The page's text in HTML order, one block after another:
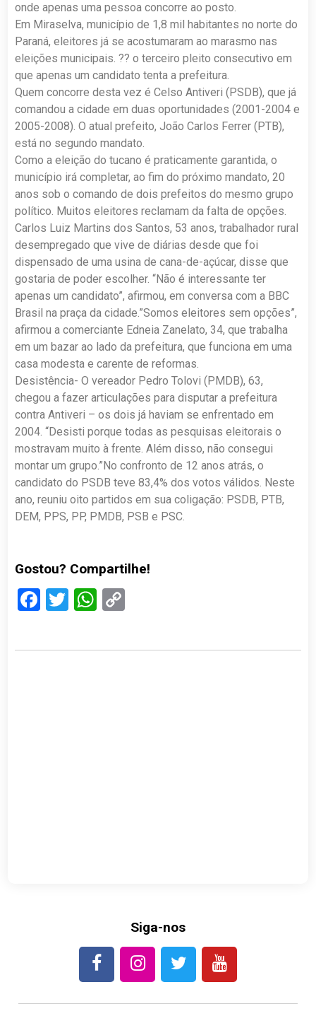
onde apenas uma pessoa concorre ao posto.
Em Miraselva, município de 1,8 mil habitantes no norte do
Paraná, eleitores já se acostumaram ao marasmo nas
eleições municipais. ?? o terceiro pleito consecutivo em
que apenas um candidato tenta a prefeitura.
Quem concorre desta vez é Celso Antiveri (PSDB), que já
comandou a cidade em duas oportunidades (2001-2004 e
2005-2008). O atual prefeito, João Carlos Ferrer (PTB),
está no segundo mandato.
Como a eleição do tucano é praticamente garantida, o
município irá completar, ao fim do próximo mandato, 20
anos sob o comando de dois prefeitos do mesmo grupo
político. Muitos eleitores reclamam da falta de opções.
Carlos Luiz Martins dos Santos, 53 anos, trabalhador rural
desempregado que vive de diárias desde que foi
dispensado de uma usina de cana-de-açúcar, disse que
gostaria de poder escolher. “Não é interessante ter
apenas um candidato”, afirmou, em conversa com a BBC
Brasil na praça da cidade.”Somos eleitores sem opções”,
afirmou a comerciante Edneia Zanelato, 34, que trabalha
em um bazar ao lado da prefeitura, que funciona em uma
casa modesta e carente de reformas.
Desistência- O vereador Pedro Tolovi (PMDB), 63,
chegou a fazer articulações para disputar a prefeitura
contra Antiveri – os dois já haviam se enfrentado em
2004. “Desisti porque todas as pesquisas eleitorais o
mostravam muito à frente. Além disso, não consegui
montar um grupo.”No confronto de 12 anos atrás, o
candidato do PSDB teve 83,4% dos votos válidos. Neste
ano, reuniu oito partidos em sua coligação: PSDB, PTB,
DEM, PPS, PP, PMDB, PSB e PSC.
Gostou? Compartilhe!
Facebook
TwitterWhatsApp
Siga-nos